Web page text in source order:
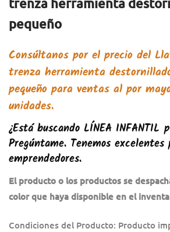
pequeño
Consúltanos por el precio del
trenza herramienta
pequeño para ventas al por
unidades.
¿Está buscando LÍNEA INFANTIL
Pregúntame. Tenemos
emprendedores.
El producto o los productos se
color que haya disponible en el
Condiciones del Producto: Producto